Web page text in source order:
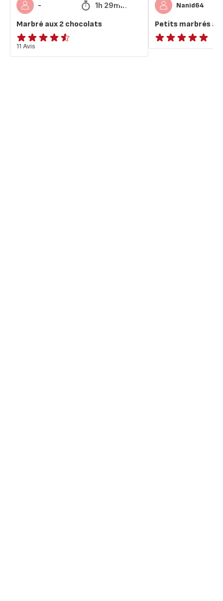
- 1h 29min
Marbré aux 2 chocolats
ratings.4.5
11 Avis
Nanid64
Petits marbrés à
ratings.NaN